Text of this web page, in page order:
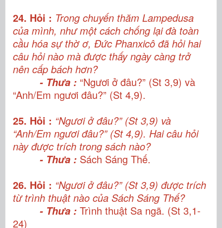
24. Hỏi : Trong chuyến thăm Lampedusa
của mình, như một cách chống lại đà toàn
cầu hóa sự thờ ơ, Đức Phanxicô đã hỏi hai
câu hỏi nào mà được thấy ngày càng trở
nên cấp bách hơn?
- Thưa : “Ngươi ở đâu?” (St 3,9) và
“Anh/Em ngươi đâu?” (St 4,9).
25. Hỏi : “Ngươi ở đâu?” (St 3,9) và
“Anh/Em ngươi đâu?” (St 4,9). Hai câu hỏi
này được trích trong sách nào?
- Thưa : Sách Sáng Thế.
26. Hỏi : “Ngươi ở đâu?” (St 3,9) được trích
từ trình thuật nào của Sách Sáng Thế?
- Thưa : Trình thuật Sa ngã. (St 3,1-
24)